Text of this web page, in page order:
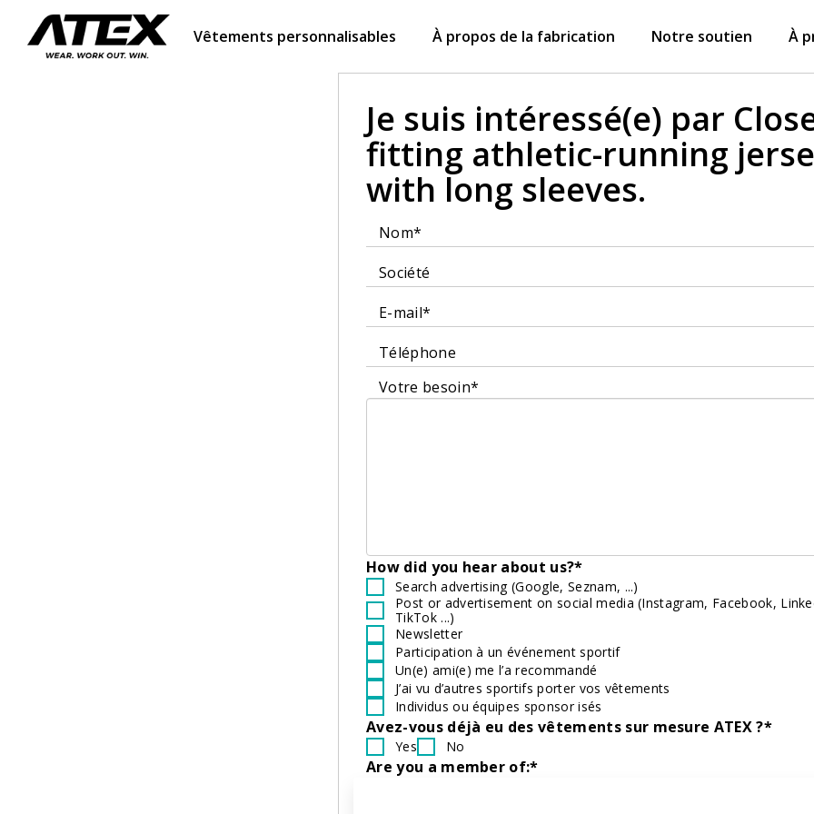
Vêtements personnalisables À propos de la fabrication Notre soutien À
Je suis intéressé(e) par
fitting athletic-running
with long sleeves.
Nom*
Société
E-mail*
Téléphone
Votre besoin*
How did you hear about us?*
Search advertising (Google, Seznam, ...)
Post or advertisement on social media (Instagram, Facebook,
TikTok ...)
Newsletter
Participation à un événement sportif
Un(e) ami(e) me l’a recommandé
J’ai vu d’autres sportifs porter vos vêtements
Individus ou équipes sponsor isés
Avez-vous déjà eu des vêtements sur mesure ATEX ?*
Yes No
Are you a member of:*